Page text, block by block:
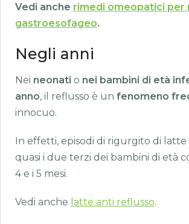
Vedi anche rimedi omeopatici per
gastroesofageo.
Negli anni
Nei neonati o nei bambini di età
anno, il reflusso è un fenomeno
innocuo.
In effetti, episodi di rigurgito di latte
quasi i due terzi dei bambini di età
4 e i 5 mesi.
Vedi anche latte anti reflusso.